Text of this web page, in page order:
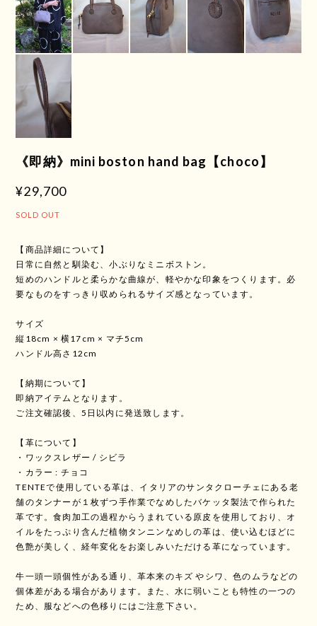
《即納》mini boston hand bag【choco】
¥29,700
SOLD OUT
【商品詳細について】
日常に自然と馴染む、小ぶりなミニボストン。
短めのハンドルと柔らかな曲線が、軽やかな印象をつくります。必
要なものをすっきり収められるサイズ感となっています。
サイズ
縦18cm × 横17cm × マチ5cm
ハンドル高さ12cm
【納期について】
即納アイテムとなります。
ご注文確認後、5日以内に発送致します。
【革について】
・ワックスレザー / シビラ
・カラー : チョコ
TENTEで使用している革は、イタリアのサンタクローチェにある老
舗のタンナーが１枚ずつ手作業でなめしたバケッタ製法で作られた
革です。食肉加工の過程からうまれている原皮を使用しており、オ
イルをたっぷり含んだ植物タンニンなめしの革は、使い込むほどに
色艶が美しく、経年変化をお楽しみいただける革になっています。
牛一頭一頭個性がある通り、革本来のキズ やシワ、色のムラなどの
個体差がある場合があります。また、水に弱いことも特性の一つの
ため、服などへの色移りにはご注意下さい。